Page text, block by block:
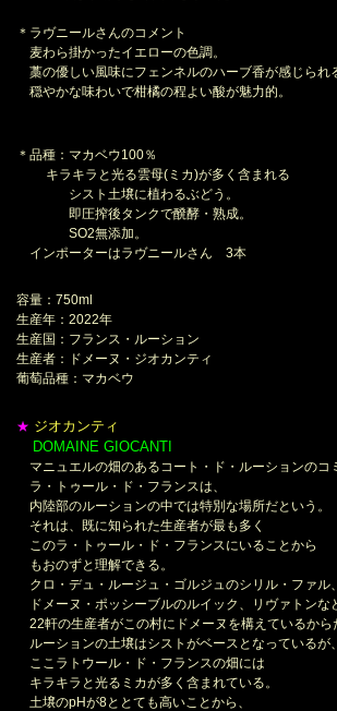
＊ラヴニールさんのコメント
麦わら掛かったイエローの色調。
藁の優しい風味にフェンネルのハーブ香が感じられ
穏やかな味わいで柑橘の程よい酸が魅力的。
＊品種：マカベウ100％
キラキラと光る雲母(ミカ)が多く含まれる
シスト土壌に植わるぶどう。
即圧搾後タンクで醗酵・熟成。
SO2無添加。
インポーターはラヴニールさん 3本
容量：750ml
生産年：2022年
生産国：フランス・ルーション
生産者：ドメーヌ・ジオカンティ
葡萄品種：マカベウ
★ ジオカンティ
DOMAINE GIOCANTI
マニュエルの畑のあるコート・ド・ルーションのコ
ラ・トゥール・ド・フランスは、
内陸部のルーションの中では特別な場所だという。
それは、既に知られた生産者が最も多く
このラ・トゥール・ド・フランスにいることから
もおのずと理解できる。
クロ・デュ・ルージュ・ゴルジュのシリル・ファル、
ドメーヌ・ポッシーブルのルイック、リヴァトンな
22軒の生産者がこの村にドメーヌを構えているから
ルーションの土壌はシストがベースとなっているが、
ここラトウール・ド・フランスの畑には
キラキラと光るミカが多く含まれている。
土壌のpHが8ととても高いことから、